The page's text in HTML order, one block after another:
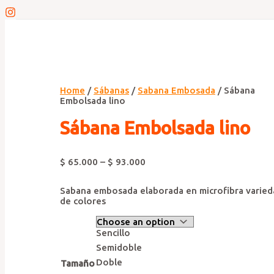
Home / Sábanas / Sabana Embosada / Sábana
Embolsada lino
Sábana Embolsada lino
$ 65.000 – $ 93.000
Sabana embosada elaborada en microfibra
de colores
Tamaño
Sencillo
Semidoble
Doble